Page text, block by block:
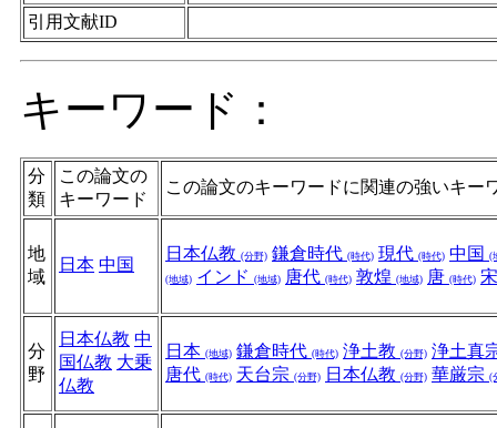
引用文献ID
キーワード：
分
類
この論文の
キーワード
この論文のキーワードに関連の強いキー
地
域
日本 中国
日本仏教 (分野) 鎌倉時代 (時代) 現代 (時代) 中国 (
(地域) インド (地域) 唐代 (時代) 敦煌 (地域) 唐 (時代)
分
野
日本仏教 中
国仏教 大乗
仏教
日本 (地域) 鎌倉時代 (時代) 浄土教 (分野) 浄土真
唐代 (時代) 天台宗 (分野) 日本仏教 (分野) 華厳宗 (